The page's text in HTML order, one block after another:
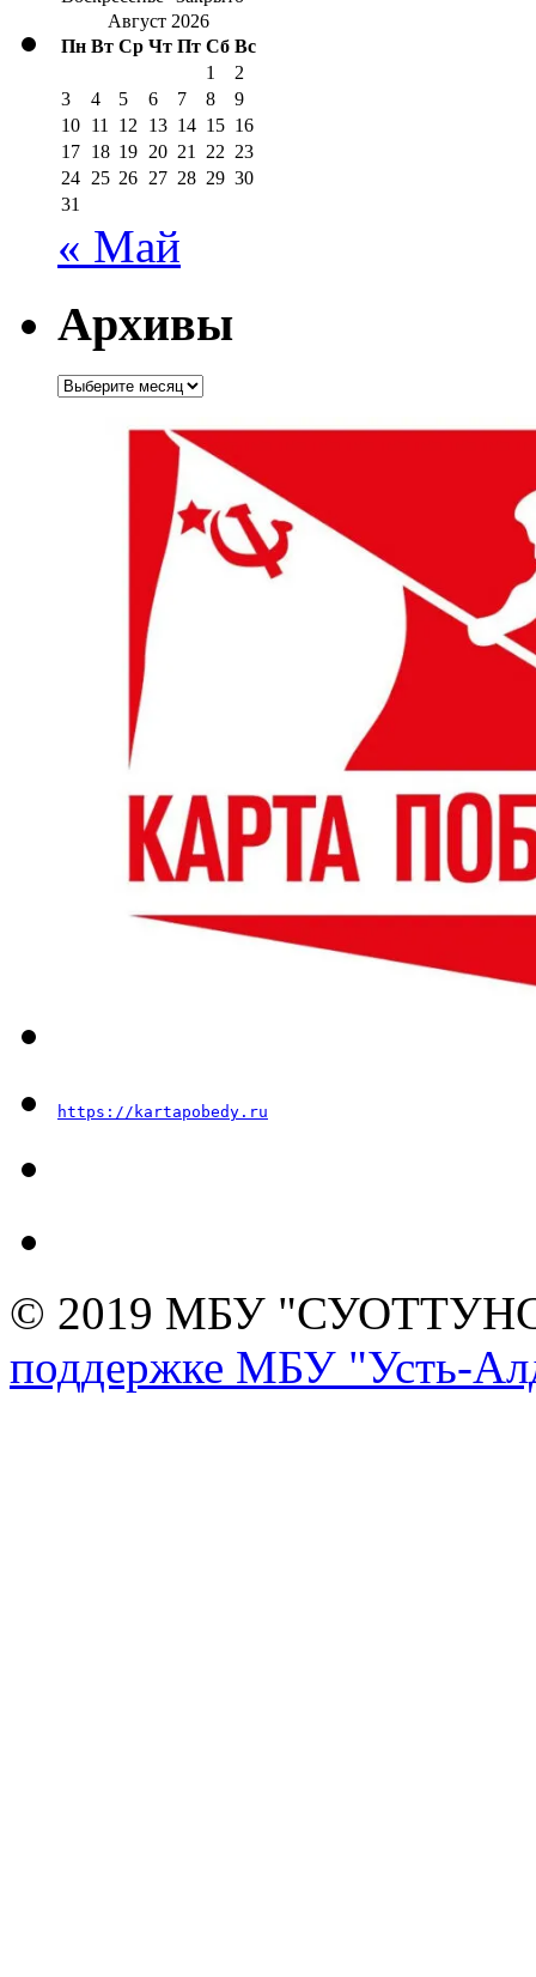
Август 2026
Пн Вт Ср Чт Пт Сб Вс
1
2
3
4 5 6 7 8
9
10 11 12 13 14 15 16
17 18 19 20 21 22 23
24 25 26 27 28 29 30
31
« Май
Архивы
Архивы
https://kartapobedy.ru
© 2019 МБУ
поддержке МБУ "Усть-